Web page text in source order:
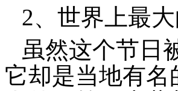
2、世界上最
虽然这个节日
它却是当地有